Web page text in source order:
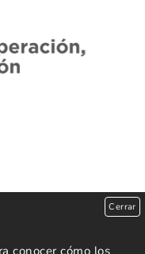
Cerrar
conocer cómo los